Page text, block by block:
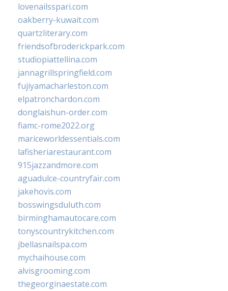
lovenailsspari.com
oakberry-kuwait.com
quartzliterary.com
friendsofbroderickpark.com
studiopiattellina.com
jannagrillspringfield.com
fujiyamacharleston.com
elpatronchardon.com
donglaishun-order.com
fiamc-rome2022.org
mariceworldessentials.com
lafisheriarestaurant.com
915jazzandmore.com
aguadulce-countryfair.com
jakehovis.com
bosswingsduluth.com
birminghamautocare.com
tonyscountrykitchen.com
jbellasnailspa.com
mychaihouse.com
alvisgrooming.com
thegeorginaestate.com